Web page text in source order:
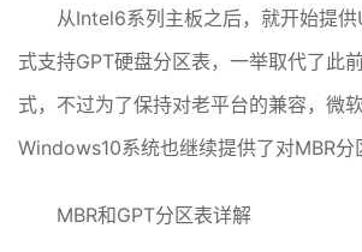
从Intel6系列主板之后，就开始提供
式支持GPT硬盘分区表，一举取代了此
式，不过为了保持对老平台的兼容，微
Windows10系统也继续提供了对MBR分
MBR和GPT分区表详解